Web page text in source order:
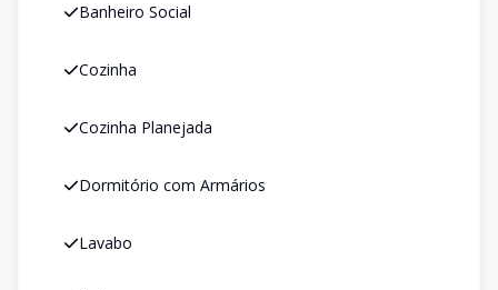
Banheiro Social
Cozinha
Cozinha Planejada
Dormitório com Armários
Lavabo